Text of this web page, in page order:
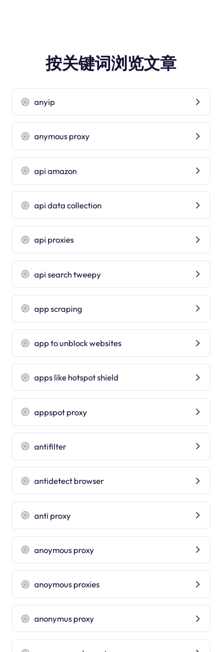
按关键词浏览文章
anyip
anymous proxy
api amazon
api data collection
api proxies
api search tweepy
app scraping
app to unblock websites
apps like hotspot shield
appspot proxy
antifilter
antidetect browser
anti proxy
anoymous proxy
anoymous proxies
anonymus proxy